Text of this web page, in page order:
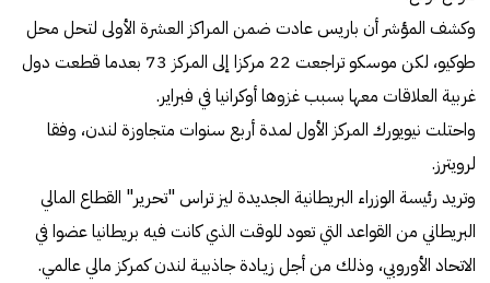
وكشف المؤشر أن باريس عادت ضمن المراكز العشرة الأولى لتحل محل
طوكيو، لكن موسكو تراجعت 22 مركزا إلى المركز 73 بعدما قطعت دول
غربية العلاقات معها بسبب غزوها أوكرانيا في فبراير.
واحتلت نيويورك المركز الأول لمدة أربع سنوات متجاوزة لندن، وفقا
لرويترز.
وتريد رئيسة الوزراء البريطانية الجديدة ليز تراس "تحرير" القطاع المالي
البريطاني من القواعد التي تعود للوقت الذي كانت فيه بريطانيا عضوا في
الاتحاد الأوروبي، وذلك من أجل زيـادة جاذبيـة لندن كمركز مالي عالمي.